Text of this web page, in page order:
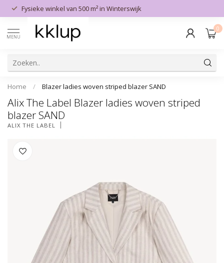
Fysieke winkel van 500 m² in Winterswijk
MENU
0
Home / Blazer ladies woven striped blazer SAND
Alix The Label Blazer ladies woven striped
blazer SAND
ALIX THE LABEL